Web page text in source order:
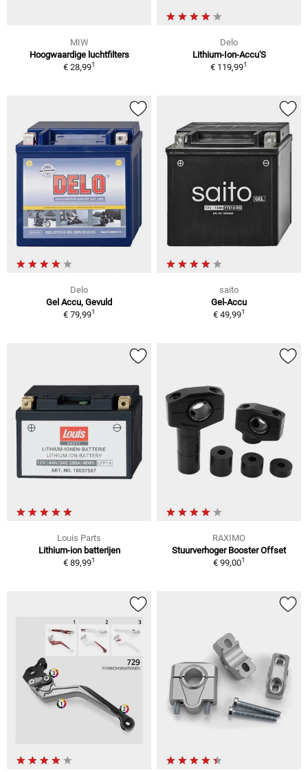
MIW
Hoogwaardige luchtfilters
€ 28,991
Delo
Lithium-Ion-Accu'S
€ 119,991
Delo
Gel Accu, Gevuld
€ 79,991
saito
Gel-Accu
€ 49,991
Louis Parts
Lithium-ion batterijen
€ 89,991
RAXIMO
Stuurverhoger Booster Offset
€ 99,001